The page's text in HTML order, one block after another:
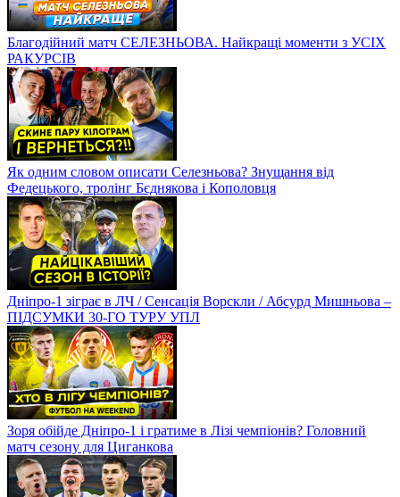
Благодійний матч СЕЛЕЗНЬОВА. Найкращі моменти з УСІХ
РАКУРСІВ
Як одним словом описати Селезньова? Знущання від
Федецького, тролінг Бєднякова і Кополовця
Дніпро-1 зіграє в ЛЧ / Сенсація Ворскли / Абсурд Мишньова –
ПІДСУМКИ 30-ГО ТУРУ УПЛ
Зоря обійде Дніпро-1 і гратиме в Лізі чемпіонів? Головний
матч сезону для Циганкова